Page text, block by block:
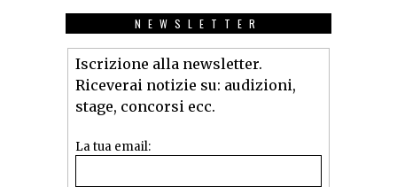
NEWSLETTER
Iscrizione alla newsletter.
Riceverai notizie su: audizioni,
stage, concorsi ecc.
La tua email: